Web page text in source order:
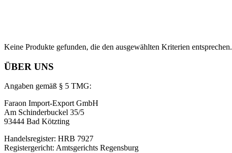
Keine Produkte gefunden, die den ausgewählten Kriterien entsprechen.
ÜBER UNS
Angaben gemäß § 5 TMG:
Faraon Import-Export GmbH
Am Schinderbuckel 35/5
93444 Bad Kötzting
Handelsregister: HRB 7927
Registergericht: Amtsgerichts Regensburg